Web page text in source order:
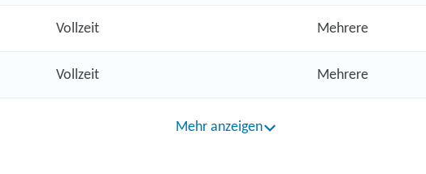
Vollzeit Mehrere
Vollzeit Mehrere
Mehr anzeigen